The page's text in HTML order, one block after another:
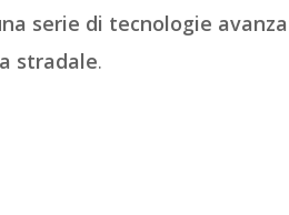
serie di tecnologie
stradale.